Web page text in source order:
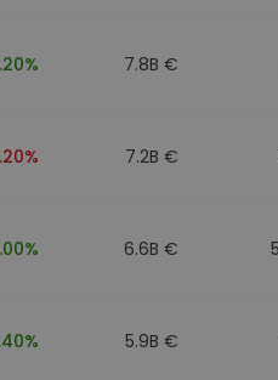
7.8B €
7.2B €
6.6B €
5.9B €